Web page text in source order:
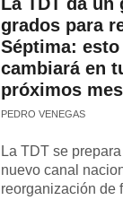
grados para
Séptima:
cambiará en
próximos
PEDRO VENEGAS
La TDT se
nuevo canal
reorganización de